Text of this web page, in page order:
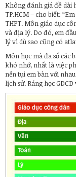
Không đánh giá đề dài
TP.HCM – cho biết:
THPT. Môn giáo dục
và địa lý. Do đó, em
lý vì dù sao cũng có
Môn học mà đa số các
khó nhớ, nhất là việc
nên tụi em bàn với
lịch sử. Ráng học